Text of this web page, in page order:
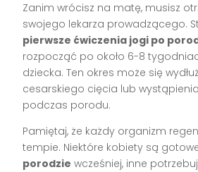
Zanim wrócisz na matę, musisz
swojego lekarza prowadzącego.
pierwsze ćwiczenia jogi po
rozpocząć po około 6-8
dziecka. Ten okres może się
cesarskiego cięcia lub
podczas porodu.
Pamiętaj, że każdy organizm
tempie. Niektóre kobiety są
porodzie wcześniej, inne